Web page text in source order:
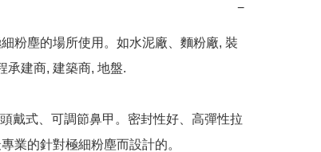
−
粉塵的場所使用。如水泥廠、麵粉廠, 裝
承建商, 建築商, 地盤.
戴式、可調節鼻甲。密封性好、高彈性拉
業的針對極細粉塵而設計的。